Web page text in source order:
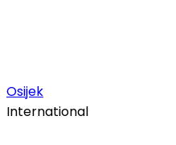
Osijek
International